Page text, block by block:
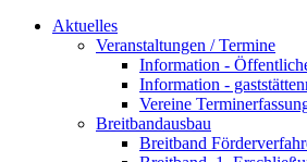
Aktuelles
Veranstaltungen / Termine
Information -
Information -
Vereine
Breitbandausbau
Breitband